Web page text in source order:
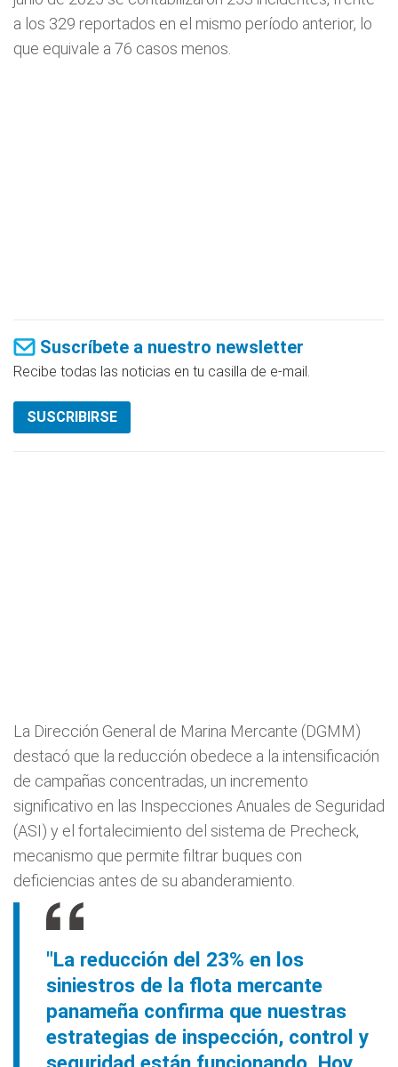
a los 329 reportados en el mismo período anterior, lo
que equivale a 76 casos menos.
Suscríbete a nuestro newsletter
Recibe todas las noticias en tu casilla de e-mail.
SUSCRIBIRSE
La Dirección General de Marina Mercante (DGMM)
destacó que la reducción obedece a la intensificación
de campañas concentradas, un incremento
significativo en las Inspecciones Anuales de Seguridad
(ASI) y el fortalecimiento del sistema de Precheck,
mecanismo que permite filtrar buques con
deficiencias antes de su abanderamiento.
"La reducción del 23% en los
siniestros de la flota mercante
panameña confirma que nuestras
estrategias de inspección, control y